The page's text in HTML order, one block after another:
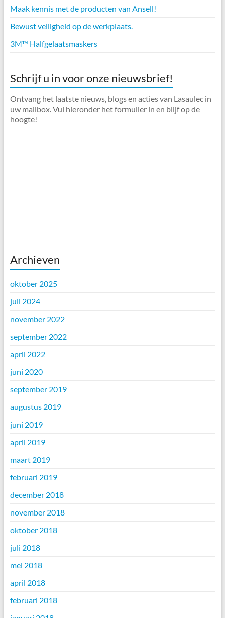
Maak kennis met de producten van Ansell!
Bewust veiligheid op de werkplaats.
3M™ Halfgelaatsmaskers
Schrijf u in voor onze nieuwsbrief!
Ontvang het laatste nieuws, blogs en acties van Lasaulec in
uw mailbox. Vul hieronder het formulier in en blijf op de
hoogte!
Archieven
oktober 2025
juli 2024
november 2022
september 2022
april 2022
juni 2020
september 2019
augustus 2019
juni 2019
april 2019
maart 2019
februari 2019
december 2018
november 2018
oktober 2018
juli 2018
mei 2018
april 2018
februari 2018